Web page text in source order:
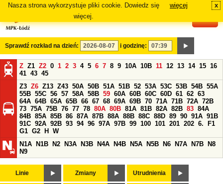
Nasza strona wykorzystuje pliki cookie. Dowiedz się
więcej.
więcej x
Sprawdź rozkład na dzień: i godzinę:
Z Z1 Z2 0 1 2 3 4 5 6 7 8 9 10A 10B 11 12 13 14 15 16
41 43 45
Z3 Z6 Z13 Z43 50A 50B 51A 51B 52 53A 53C 53B 54B 55A
55B 55C 56 57 58A 58B 59 60A 60B 60C 60D 61 62 63
64A 64B 65A 65B 66 67 68 69A 69B 70 71A 71B 72A 72B
73 75A 75B 76 77 78 80A 80B 81A 81B 82A 82B 83 84A
84B 85A 85B 86 87A 87B 88A 88B 88C 88D 89 90 91A 91B
91C 92A 92B 93 94 96 97A 97B 99 100 101 201 202 6.
F1
G1 G2 H
W
N1A
N1B N2 N3A N3B N4A N4B N5A N5B N6 N7A N7B
N8
N9
Linie Zmiany Utrudnienia